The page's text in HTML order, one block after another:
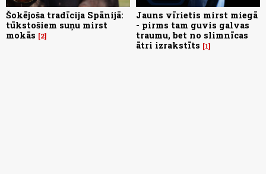
Šokējoša tradīcija Spānijā:
tūkstošiem suņu mirst
mokās
2
Jauns vīrietis mirst miegā
- pirms tam guvis galvas
traumu, bet no slimnīcas
ātri izrakstīts
1